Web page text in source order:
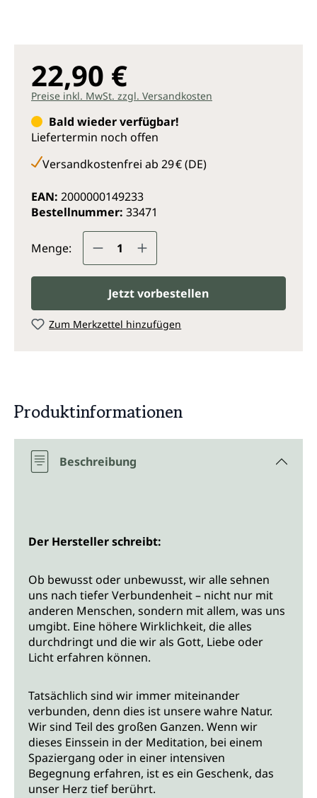
22,90 €
Preise inkl. MwSt. zzgl. Versandkosten
Bald wieder verfügbar!
Liefertermin noch offen
Versandkostenfrei ab 29 € (DE)
EAN: 2000000149233
Bestellnummer: 33471
Menge: Produkt Anzahl: Gib den
Jetzt vorbestellen
Zum Merkzettel hinzufügen
Produktinformationen
Beschreibung
Der Hersteller schreibt:
Ob bewusst oder unbewusst, wir alle sehnen
uns nach tiefer Verbundenheit – nicht nur mit
anderen Menschen, sondern mit allem, was uns
umgibt. Eine höhere Wirklichkeit, die alles
durchdringt und die wir als Gott, Liebe oder
Licht erfahren können.
Tatsächlich sind wir immer miteinander
verbunden, denn dies ist unsere wahre Natur.
Wir sind Teil des großen Ganzen. Wenn wir
dieses Einssein in der Meditation, bei einem
Spaziergang oder in einer intensiven
Begegnung erfahren, ist es ein Geschenk, das
unser Herz tief berührt.